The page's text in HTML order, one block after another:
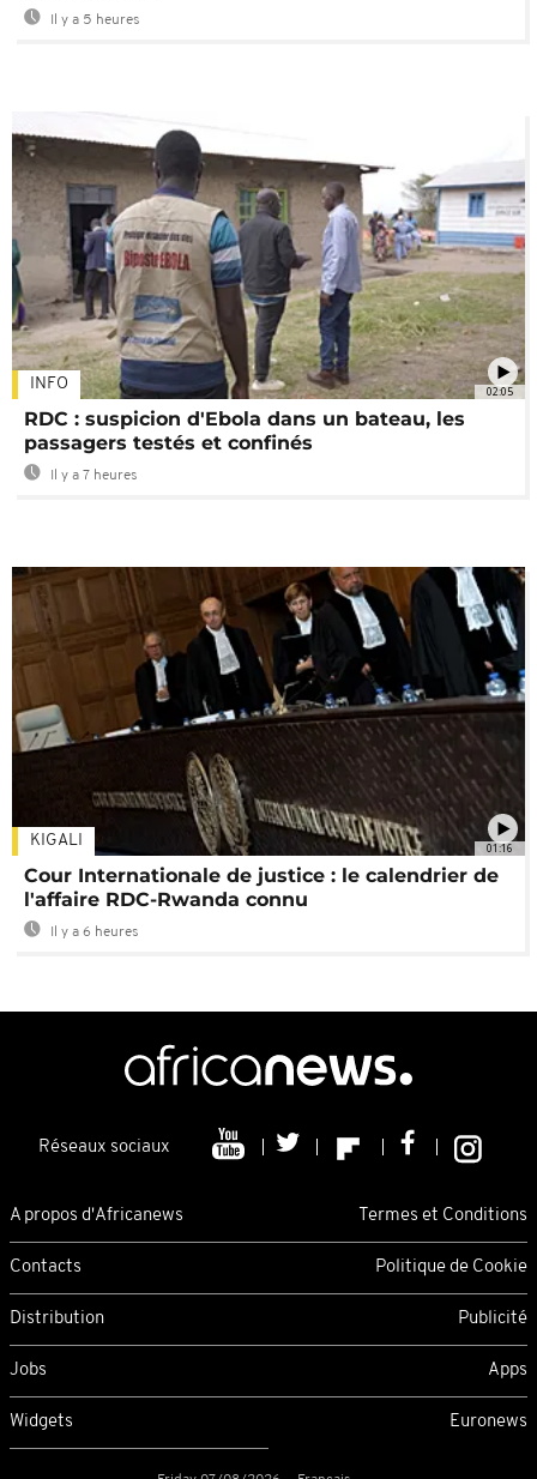
Il y a 5 heures
02:05
INFO
RDC : suspicion d'Ebola dans un bateau, les
passagers testés et confinés
Il y a 7 heures
01:16
KIGALI
Cour Internationale de justice : le calendrier de
l'affaire RDC-Rwanda connu
Il y a 6 heures
Réseaux sociaux
A propos d'Africanews Termes et Conditions
Contacts Politique de Cookie
Distribution Publicité
Jobs Apps
Widgets Euronews